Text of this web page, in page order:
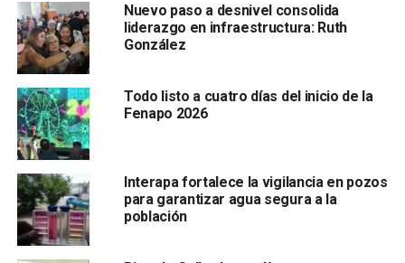
Huastecay la perforación de pozos, además del arranque
del aeropuerto Tamuín para la detonación de un mayor flujo
de visitantes nacionales e internacionales a la región,
Destacó que, además de la protección presidencial de
Nuevo paso a desnivel consolida
liderazgo en infraestructura: Ruth
González
Todo listo a cuatro días del inicio de la
Fenapo 2026
Interapa fortalece la vigilancia en pozos
para garantizar agua segura a la
población